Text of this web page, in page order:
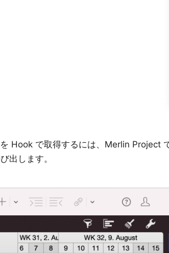
Hook で取得するには、Merlin Project
出します。